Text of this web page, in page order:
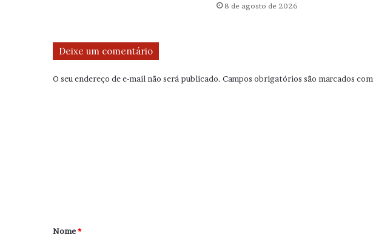
8 de agosto de 2026
Deixe um comentário
O seu endereço de e-mail não será publicado. Campos obrigatórios são marcados com
r
Nome*